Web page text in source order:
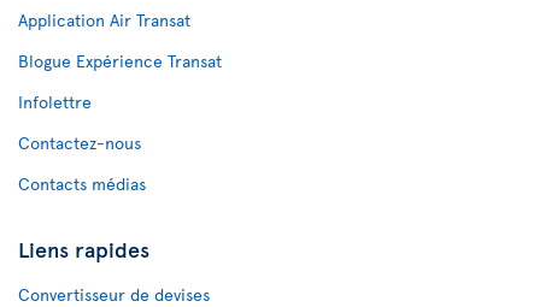
Application Air Transat
Blogue Expérience Transat
Infolettre
Contactez-nous
Contacts médias
Liens rapides
Convertisseur de devises